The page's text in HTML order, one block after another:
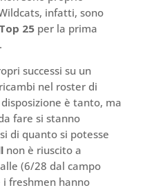
infatti, sono
25per la prima
successi su un
nel roster di
è tanto, ma
fare si stanno
di quanto si potesse
non è riuscito a
(6/28 dal campo
freshmen hanno